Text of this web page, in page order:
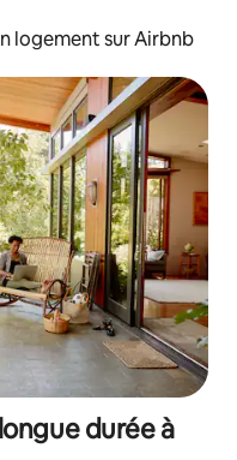
logement sur Airbnb
durée à